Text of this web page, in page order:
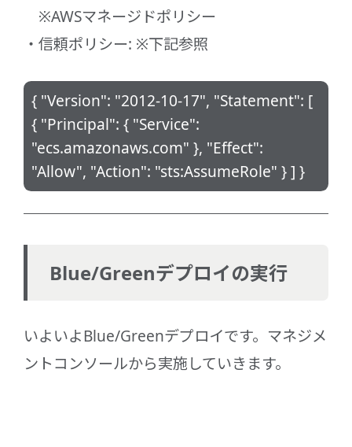
※AWSマネージドポリシー
信頼ポリシー: ※下記参照
{ "Version": "2012-10-17", "Statement": [
{ "Principal": { "Service":
"ecs.amazonaws.com" }, "Effect":
"Allow", "Action": "sts:AssumeRole" } ] }
Blue/Greenデプロイの実行
いよいよBlue/Greenデプロイです。マネジメ
ントコンソールから実施していきます。